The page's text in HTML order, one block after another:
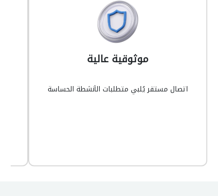
موثوقية عالية
اتصال مستقر يُلبي متطلبات الأنشطة الحساسة